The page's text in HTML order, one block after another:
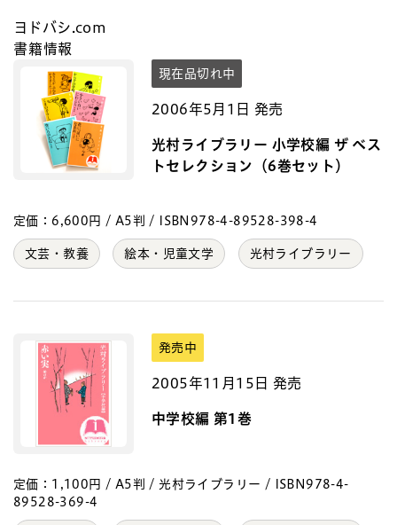
ヨドバシ.com
書籍情報
現在品切れ中
2006年5月1日 発売
光村ライブラリー 小学校編 ザ ベス
トセレクション（6巻セット）
定価：6,600円 / A5判 / ISBN978-4-89528-398-4
文芸・教養 絵本・児童文学 光村ライブラリー
発売中
2005年11月15日 発売
中学校編 第1巻
定価：1,100円 / A5判 / 光村ライブラリー / ISBN978-4-
89528-369-4